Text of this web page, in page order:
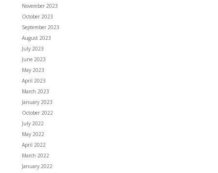
November 2023
October 2023
September 2023
August 2023
July 2023
June 2023
May 2023
April 2023
March 2023
January 2023
October 2022
July 2022
May 2022
April 2022
March 2022
January 2022